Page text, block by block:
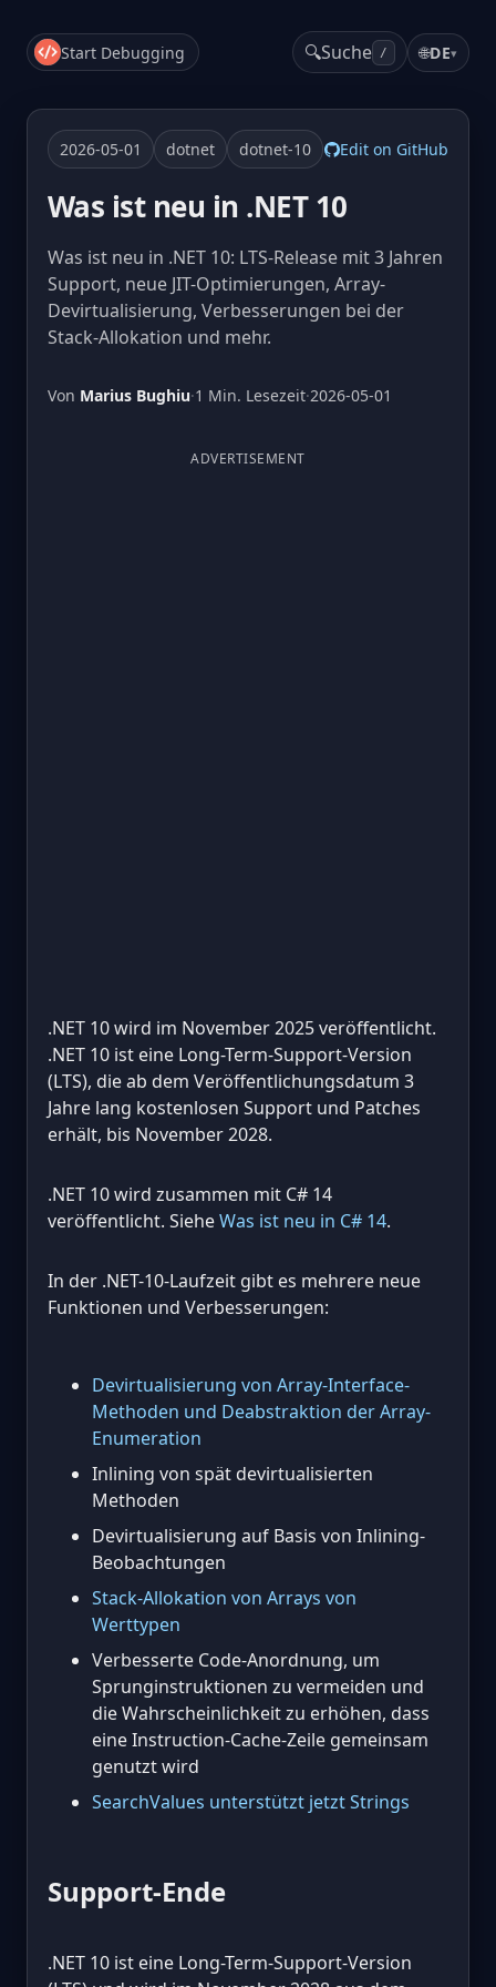
Start Debugging 🔍Suche / 🌐DE▾
2026-05-01 dotnet dotnet-10 Edit on GitHub
Was ist neu in .NET 10
Was ist neu in .NET 10: LTS-Release mit 3 Jahren
Support, neue JIT-Optimierungen, Array-
Devirtualisierung, Verbesserungen bei der
Stack-Allokation und mehr.
Von Marius Bughiu·1 Min. Lesezeit·2026-05-01
ADVERTISEMENT
.NET 10 wird im November 2025 veröffentlicht.
.NET 10 ist eine Long-Term-Support-Version
(LTS), die ab dem Veröffentlichungsdatum 3
Jahre lang kostenlosen Support und Patches
erhält, bis November 2028.
.NET 10 wird zusammen mit C# 14
veröffentlicht. SieheWas ist neu in C# 14.
In der .NET-10-Laufzeit gibt es mehrere neue
Funktionen und Verbesserungen:
Devirtualisierung von Array-Interface-
Methoden und Deabstraktion der Array-
Enumeration
Inlining von spät devirtualisierten
Methoden
Devirtualisierung auf Basis von Inlining-
Beobachtungen
Stack-Allokation von Arrays von
Werttypen
Verbesserte Code-Anordnung, um
Sprunginstruktionen zu vermeiden und
die Wahrscheinlichkeit zu erhöhen, dass
eine Instruction-Cache-Zeile gemeinsam
genutzt wird
SearchValues unterstützt jetzt Strings
Support-Ende
.NET 10 ist eine Long-Term-Support-Version